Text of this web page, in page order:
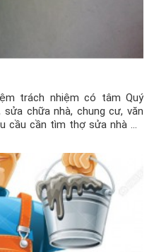
trách nhiệm có tâm Quý
chữa nhà, chung cư, văn
cầu cần tìm thợ sửa nhà Hà